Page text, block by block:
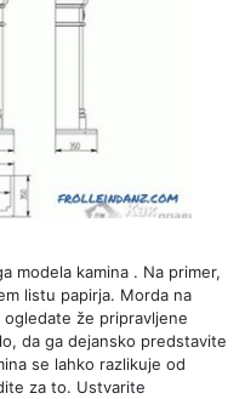
modela kamina . Na primer,
listu papirja. Morda na
že pripravljene
da ga dejansko predstavite
se lahko razlikuje od
za to. Ustvarite